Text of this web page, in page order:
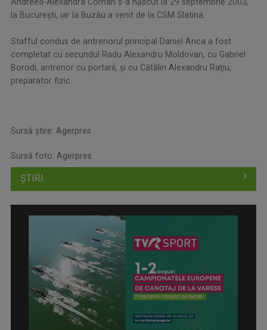
la Bucureşti, iar la Buzău a venit de la CSM Slatina.
Stafful condus de antrenorul principal Daniel Anca a fost
completat cu secundul Radu Alexandru Moldovan, cu Gabriel
Borodi, antrenor cu portarii, şi cu Cătălin Alexandru Raţiu,
preparator fizic.
Sursă știre: Agerpres
Sursă foto: Agerpres
ȘTIRI